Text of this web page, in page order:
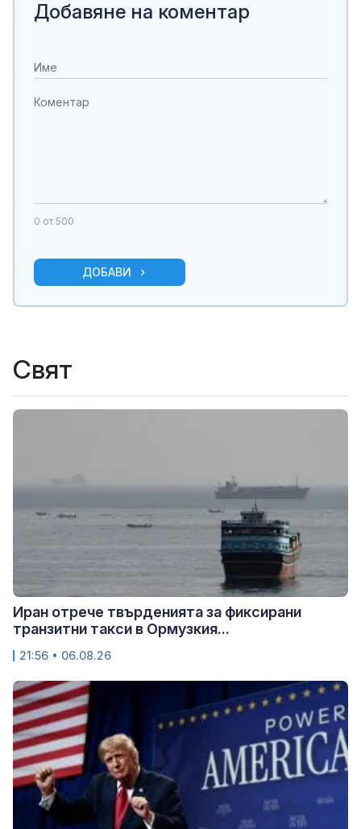
Добавяне на коментар
0 от 500
ДОБАВИ
Свят
Иран отрече твърденията за фиксирани
транзитни такси в Ормузкия...
21:56 • 06.08.26